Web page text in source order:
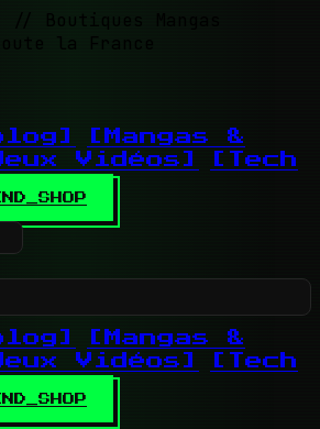
// Boutiques Mangas
la France
[Mangas &
Vidéos]
[Tech
[Mangas &
Vidéos]
[Tech